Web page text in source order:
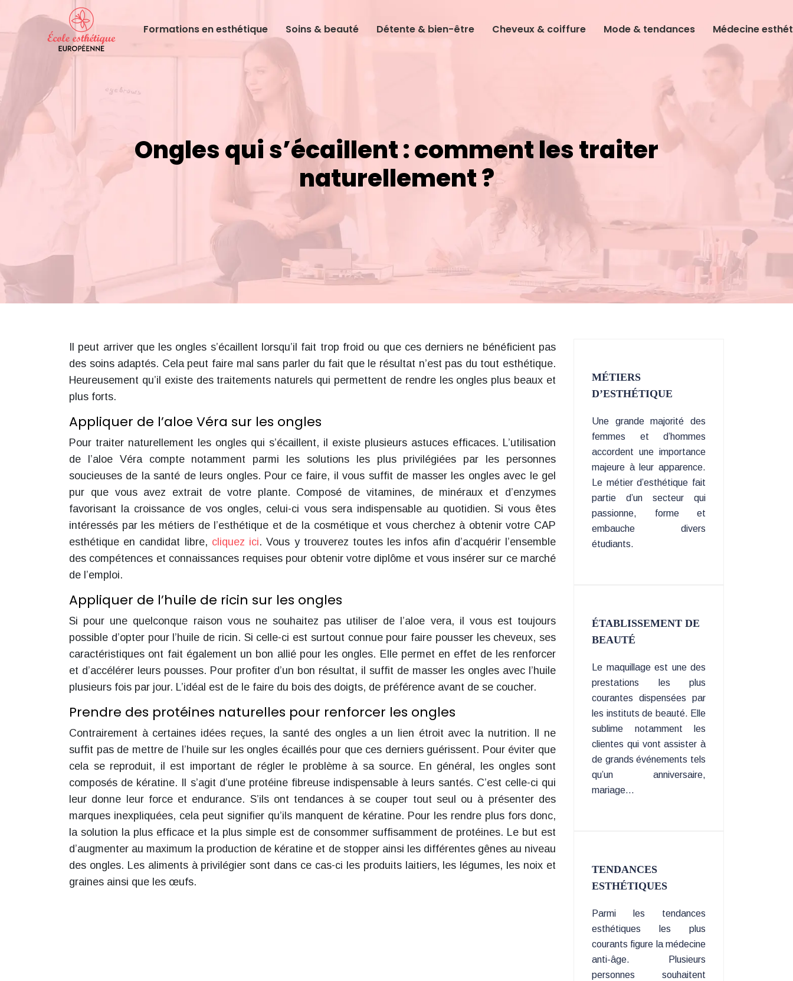
Formations en esthétique Soins & beauté Détente & bien-être Cheveux & coiffure Mode & tendances Médecine
Ongles qui s’écaillent : comment les traiter
naturellement ?
Il peut arriver que les ongles s’écaillent lorsqu’il fait trop froid ou que ces derniers ne bénéficient pas
des soins adaptés. Cela peut faire mal sans parler du fait que le résultat n’est pas du tout esthétique.
Heureusement qu’il existe des traitements naturels qui permettent de rendre les ongles plus beaux et
plus forts.
Appliquer de l’aloe Véra sur les ongles
Pour traiter naturellement les ongles qui s’écaillent, il existe plusieurs astuces efficaces. L’utilisation
de l’aloe Véra compte notamment parmi les solutions les plus privilégiées par les personnes
soucieuses de la santé de leurs ongles. Pour ce faire, il vous suffit de masser les ongles avec le gel
pur que vous avez extrait de votre plante. Composé de vitamines, de minéraux et d’enzymes
favorisant la croissance de vos ongles, celui-ci vous sera indispensable au quotidien. Si vous êtes
intéressés par les métiers de l’esthétique et de la cosmétique et vous cherchez à obtenir votre CAP
esthétique en candidat libre, cliquez ici. Vous y trouverez toutes les infos afin d’acquérir l’ensemble
des compétences et connaissances requises pour obtenir votre diplôme et vous insérer sur ce marché
de l’emploi.
Appliquer de l’huile de ricin sur les ongles
Si pour une quelconque raison vous ne souhaitez pas utiliser de l’aloe vera, il vous est toujours
possible d’opter pour l’huile de ricin. Si celle-ci est surtout connue pour faire pousser les cheveux, ses
caractéristiques ont fait également un bon allié pour les ongles. Elle permet en effet de les renforcer
et d’accélérer leurs pousses. Pour profiter d’un bon résultat, il suffit de masser les ongles avec l’huile
plusieurs fois par jour. L’idéal est de le faire du bois des doigts, de préférence avant de se coucher.
Prendre des protéines naturelles pour renforcer les ongles
Contrairement à certaines idées reçues, la santé des ongles a un lien étroit avec la nutrition. Il ne
suffit pas de mettre de l’huile sur les ongles écaillés pour que ces derniers guérissent. Pour éviter que
cela se reproduit, il est important de régler le problème à sa source. En général, les ongles sont
composés de kératine. Il s’agit d’une protéine fibreuse indispensable à leurs santés. C’est celle-ci qui
leur donne leur force et endurance. S’ils ont tendances à se couper tout seul ou à présenter des
marques inexpliquées, cela peut signifier qu’ils manquent de kératine. Pour les rendre plus fors donc,
la solution la plus efficace et la plus simple est de consommer suffisamment de protéines. Le but est
d’augmenter au maximum la production de kératine et de stopper ainsi les différentes gênes au niveau
des ongles. Les aliments à privilégier sont dans ce cas-ci les produits laitiers, les légumes, les noix et
graines ainsi que les œufs.
MÉTIERS
D’ESTHÉTIQUE
Une grande majorité des
femmes et d’hommes
accordent une importance
majeure à leur apparence.
Le métier d’esthétique fait
partie d’un secteur qui
passionne, forme et
embauche divers
étudiants.
ÉTABLISSEMENT DE
BEAUTÉ
Le maquillage est une des
prestations les plus
courantes dispensées par
les instituts de beauté. Elle
sublime notamment les
clientes qui vont assister à
de grands événements tels
qu’un anniversaire,
mariage…
TENDANCES
ESTHÉTIQUES
Parmi les tendances
esthétiques les plus
courants figure la médecine
anti-âge. Plusieurs
personnes souhaitent